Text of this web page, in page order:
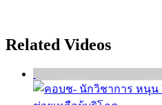
Related Videos